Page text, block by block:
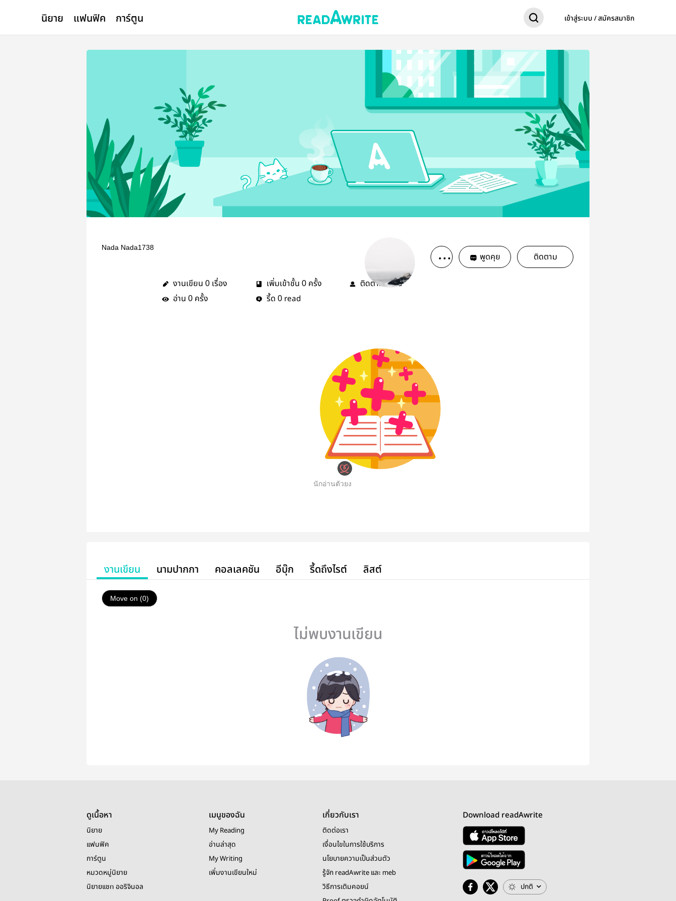
นิยาย แฟนฟิค การ์ตูน เข้าสู่ระบบ / สมัครสมาชิก
Nada Nada1738
พูดคุย ติดตาม
งานเขียน 0 เรื่อง เพิ่มเข้าชั้น 0 ครั้ง ติดตาม0คน
อ่าน 0 ครั้ง รี้ด 0 read
นักอ่านตัวยง
งานเขียน นามปากกา คอลเลคชัน อีบุ๊ก รี้ดถึงไรต์ ลิสต์
Move on (0)
ไม่พบงานเขียน
ดูเนื้อหา
นิยาย
แฟนฟิค
การ์ตูน
หมวดหมู่นิยาย
นิยายแชท ออริจินอล
เมนูของฉัน
My Reading
อ่านล่าสุด
My Writing
เพิ่มงานเขียนใหม่
เกี่ยวกับเรา
ติดต่อเรา
เงื่อนไขในการใช้บริการ
นโยบายความเป็นส่วนตัว
รู้จัก readAwrite และ meb
วิธีการเติมคอยน์
Download readAwrite
ปกติ